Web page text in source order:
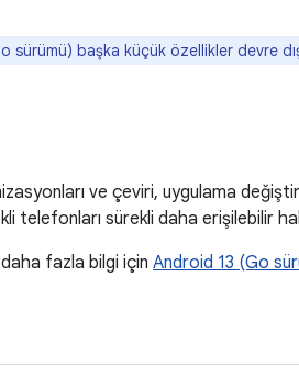
başka küçük özellikler devre
ve çeviri, uygulama
telefonları sürekli daha erişilebilir
fazla bilgi için Android 13 (Go